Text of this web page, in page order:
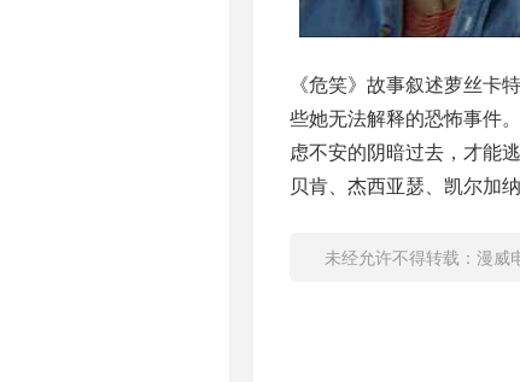
《危笑》故事叙述萝丝卡
些她无法解释的恐怖事件
虑不安的阴暗过去，才能
贝肯、杰西亚瑟、凯尔加
未经允许不得转载： 漫威